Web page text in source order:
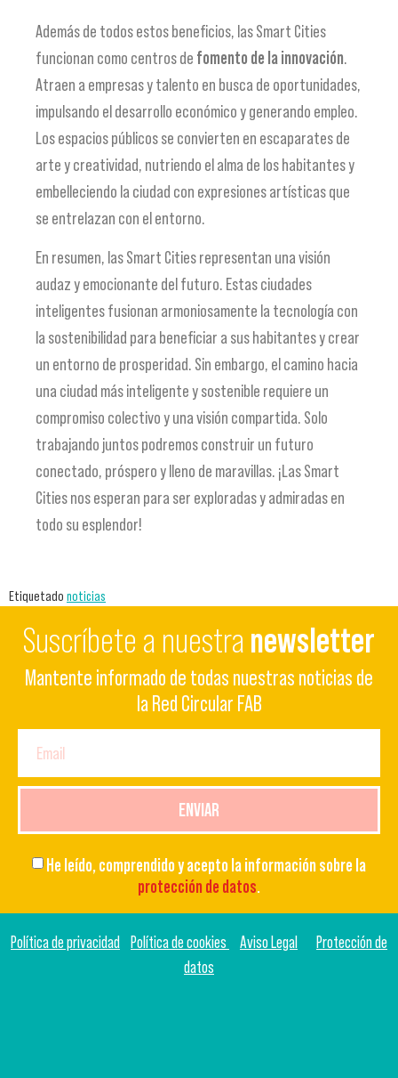
Además de todos estos beneficios, las Smart Cities
funcionan como centros de fomento de la innovación.
Atraen a empresas y talento en busca de oportunidades,
impulsando el desarrollo económico y generando empleo.
Los espacios públicos se convierten en escaparates de
arte y creatividad, nutriendo el alma de los habitantes y
embelleciendo la ciudad con expresiones artísticas que
se entrelazan con el entorno.
En resumen, las Smart Cities representan una visión
audaz y emocionante del futuro. Estas ciudades
inteligentes fusionan armoniosamente la tecnología con
la sostenibilidad para beneficiar a sus habitantes y crear
un entorno de prosperidad. Sin embargo, el camino hacia
una ciudad más inteligente y sostenible requiere un
compromiso colectivo y una visión compartida. Solo
trabajando juntos podremos construir un futuro
conectado, próspero y lleno de maravillas. ¡Las Smart
Cities nos esperan para ser exploradas y admiradas en
todo su esplendor!
Etiquetado noticias
Suscríbete a nuestra newsletter
Mantente informado de todas nuestras noticias de
la Red Circular FAB
He leído, comprendido y acepto la información sobre la
protección de datos.
ENVIAR
Política de privacidad Política de cookies Aviso Legal
Protección de
datos